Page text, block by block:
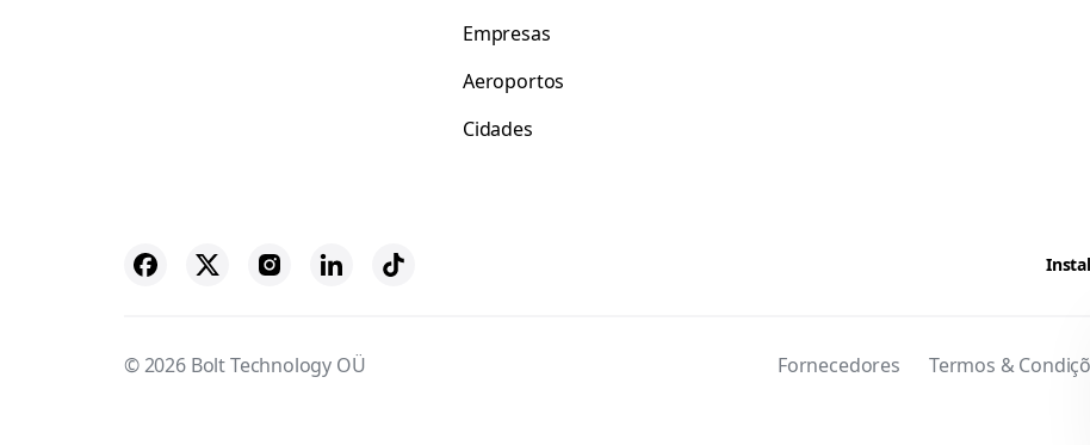
Empresas
Aeroportos
Cidades
© 2026 Bolt Technology OÜ Fornecedores Termos &